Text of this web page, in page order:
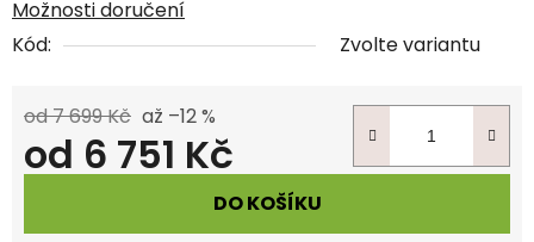
Možnosti doručení
Kód:
Zvolte variantu
od 7 699 Kč až –12 %
od 6 751 Kč
DO KOŠÍKU